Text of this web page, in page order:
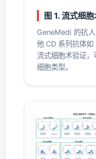
图 1. 流式细
GeneMedi 的抗
他 CD 系列抗体
流式细胞术验证
细胞类型。